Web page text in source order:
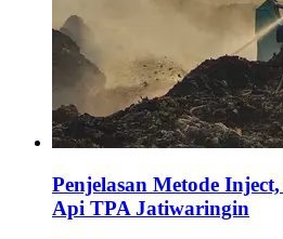
Penjelasan Metode
Api TPA Jatiwaringin